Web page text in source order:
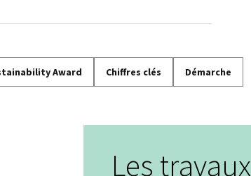
Award Chiffres clés Démarche
Les travaux